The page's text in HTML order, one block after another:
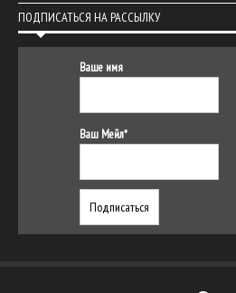
ПОДПИСАТЬСЯ НА РАССЫЛКУ
Ваше имя
Ваш Мейл*